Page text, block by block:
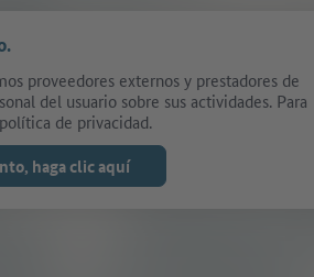
proveedores externos y prestadores de
del usuario sobre sus actividades. Para
de privacidad.
haga clic aquí